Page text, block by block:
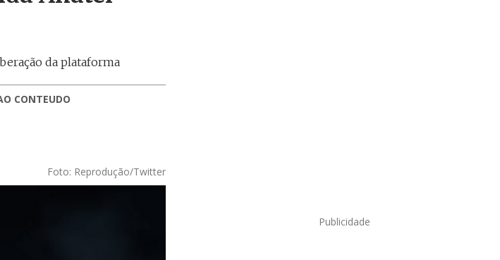
da plataforma
CONTEUDO
Foto: Reprodução/Twitter
Publicidade